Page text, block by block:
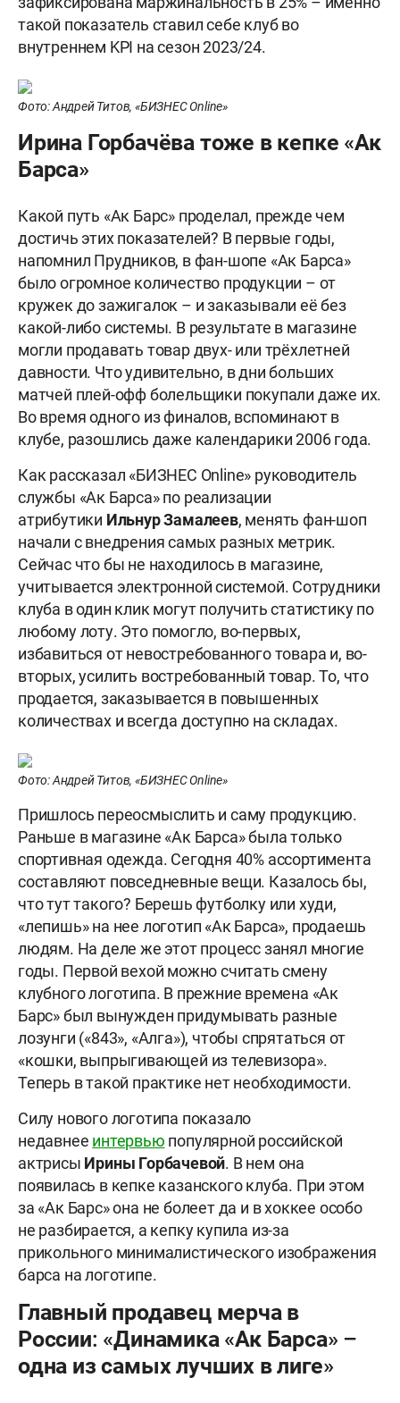
такой показатель ставил себе клуб во
внутреннем KPI на сезон 2023/24.
Фото: Андрей Титов, «БИЗНЕС Online»
Ирина Горбачёва тоже в кепке «Ак
Барса»
Какой путь «Ак Барс» проделал, прежде чем
достичь этих показателей? В первые годы,
напомнил Прудников, в фан-шопе «Ак Барса»
было огромное количество продукции – от
кружек до зажигалок – и заказывали её без
какой-либо системы. В результате в магазине
могли продавать товар двух- или трёхлетней
давности. Что удивительно, в дни больших
матчей плей-офф болельщики покупали даже их.
Во время одного из финалов, вспоминают в
клубе, разошлись даже календарики 2006 года.
Как рассказал «БИЗНЕС Online» руководитель
службы «Ак Барса» по реализации
атрибутики Ильнур Замалеев, менять фан-шоп
начали с внедрения самых разных метрик.
Сейчас что бы не находилось в магазине,
учитывается электронной системой. Сотрудники
клуба в один клик могут получить статистику по
любому лоту. Это помогло, во-первых,
избавиться от невостребованного товара и, во-
вторых, усилить востребованный товар. То, что
продается, заказывается в повышенных
количествах и всегда доступно на складах.
Фото: Андрей Титов, «БИЗНЕС Online»
Пришлось переосмыслить и саму продукцию.
Раньше в магазине «Ак Барса» была только
спортивная одежда. Сегодня 40% ассортимента
составляют повседневные вещи. Казалось бы,
что тут такого? Берешь футболку или худи,
«лепишь» на нее логотип «Ак Барса», продаешь
людям. На деле же этот процесс занял многие
годы. Первой вехой можно считать смену
клубного логотипа. В прежние времена «Ак
Барс» был вынужден придумывать разные
лозунги («843», «Алга»), чтобы спрятаться от
«кошки, выпрыгивающей из телевизора».
Теперь в такой практике нет необходимости.
Силу нового логотипа показало
недавнее интервью популярной российской
актрисы Ирины Горбачевой. В нем она
появилась в кепке казанского клуба. При этом
за «Ак Барс» она не болеет да и в хоккее особо
не разбирается, а кепку купила из-за
прикольного минималистического изображения
барса на логотипе.
Главный продавец мерча в
России: «Динамика «Ак Барса» –
одна из самых лучших в лиге»